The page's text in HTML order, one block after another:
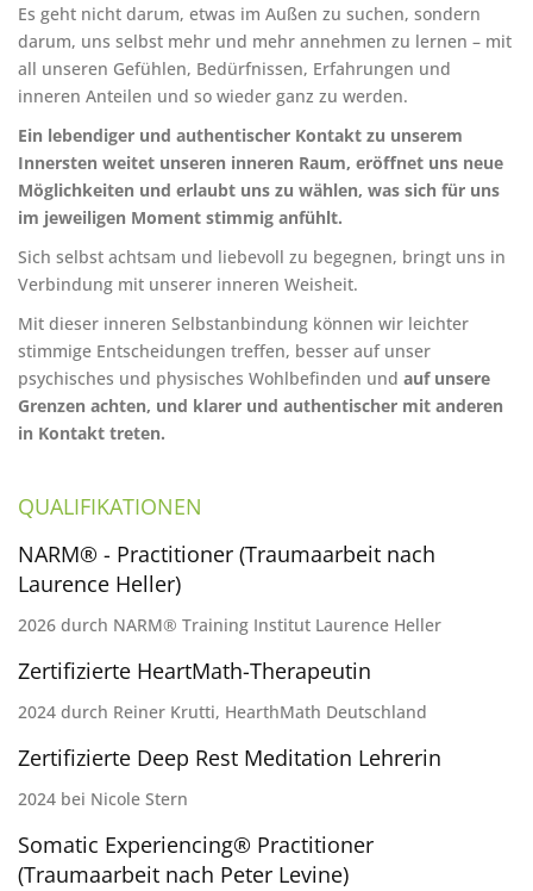
Es geht nicht darum, etwas im Außen zu suchen, sondern
darum, uns selbst mehr und mehr annehmen zu lernen – mit
all unseren Gefühlen, Bedürfnissen, Erfahrungen und
inneren Anteilen und so wieder ganz zu werden.
Ein lebendiger und authentischer Kontakt zu unserem
Innersten weitet unseren inneren Raum, eröffnet uns neue
Möglichkeiten und erlaubt uns zu wählen, was sich für uns
im jeweiligen Moment stimmig anfühlt.
Sich selbst achtsam und liebevoll zu begegnen, bringt uns in
Verbindung mit unserer inneren Weisheit.
Mit dieser inneren Selbstanbindung können wir leichter
stimmige Entscheidungen treffen, besser auf unser
psychisches und physisches Wohlbefinden und auf unsere
Grenzen achten, und klarer und authentischer mit anderen
in Kontakt treten.
QUALIFIKATIONEN
NARM® - Practitioner (Traumaarbeit nach
Laurence Heller)
2026 durch NARM® Training Institut Laurence Heller
Zertifizierte HeartMath-Therapeutin
2024 durch Reiner Krutti, HearthMath Deutschland
Zertifizierte Deep Rest Meditation Lehrerin
2024 bei Nicole Stern
Somatic Experiencing® Practitioner
(Traumaarbeit nach Peter Levine)